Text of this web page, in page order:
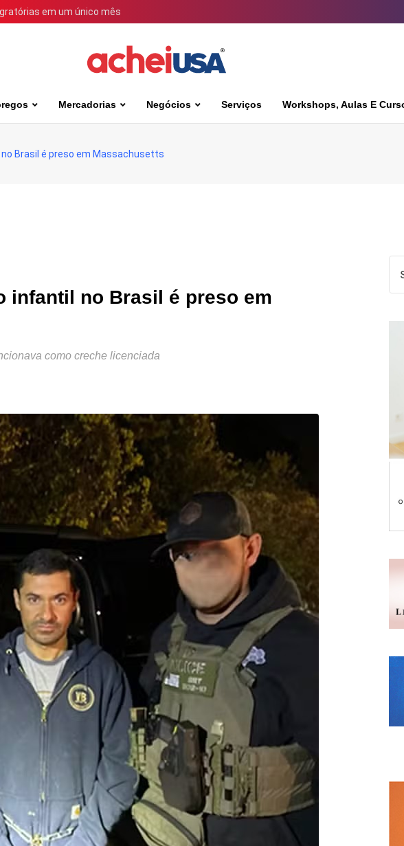
em um único mês
Mercadorias Negócios Serviços Workshops, Aulas E
Brasil é preso em Massachusetts
infantil no Brasil é preso em
como creche licenciada